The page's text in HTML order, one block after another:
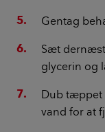
Gentag
Sæt
glycerin og
Dub tæppet
vand for at